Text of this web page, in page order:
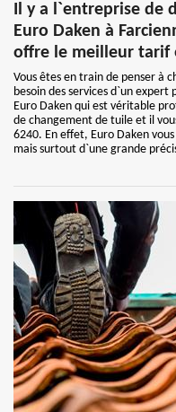
Il y a l`entreprise de
Euro Daken à
offre le meilleur tarif
Vous êtes en train de penser à
besoin des services d`un
Euro Daken qui est véritable
de changement de tuile et il
6240. En effet, Euro Daken
mais surtout d`une grande